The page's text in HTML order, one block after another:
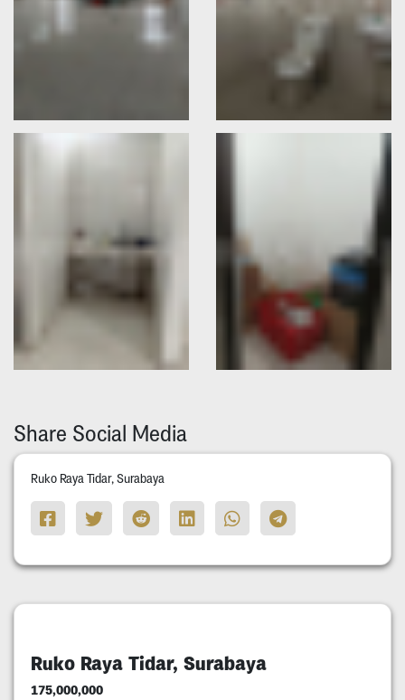
Share Social Media
Ruko Raya Tidar, Surabaya
Ruko Raya Tidar, Surabaya
175,000,000